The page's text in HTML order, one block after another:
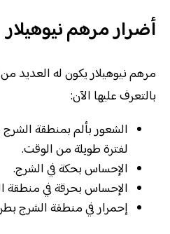
أضرار مرهم نيوهيلار
مرهم نيوهيلار يكون له العديد
بالتعرف عليها الآن:
الشعور بألم بمنطقة
لفترة طويلة من الوقت.
الإحساس بحكة في الشرج.
الإحساس بحرقة في منطقة
إحمرار في منطقة الشرج